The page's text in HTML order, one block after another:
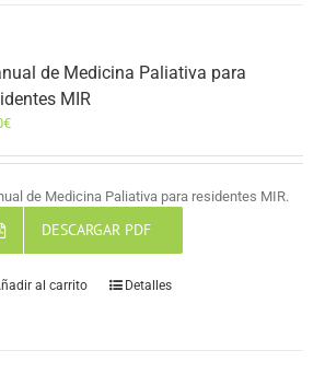
de Medicina Paliativa para
MIR
€
de Medicina Paliativa para residentes MIR.
DESCARGAR PDF
al carrito Detalles